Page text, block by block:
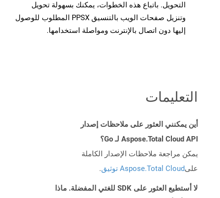
التحويل. باتباع هذه الخطوات، يمكنك بسهولة تحويل
وتنزيل صفحات الويب بالتنسيق PPSX المطلوب للوصول
إليها دون اتصال بالإنترنت ومواصلة استخدامها.
التعليمات
أين يمكنني العثور على ملاحظات إصدار
Aspose.Total Cloud API لـ Go؟
يمكن مراجعة ملاحظات الإصدار الكاملة
علىAspose.Total Cloud توثيق .
لا أستطيع العثور على SDK للغتي المفضلة. ماذا